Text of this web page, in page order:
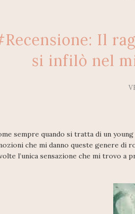
Il
si infilò nel
sempre quando si tratta di un
che mi danno queste genere di
l’unica sensazione che mi trovo a